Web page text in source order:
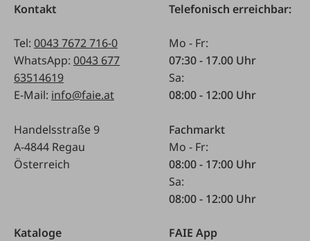
Kontakt
Tel: 0043 7672 716-0
WhatsApp: 0043 677
63514619
E-Mail: info@faie.at
Handelsstraße 9
A-4844 Regau
Österreich
Telefonisch erreichbar:
Mo - Fr:
07:30 - 17.00 Uhr
Sa:
08:00 - 12:00 Uhr
Fachmarkt
Mo - Fr:
08:00 - 17:00 Uhr
Sa:
08:00 - 12:00 Uhr
Kataloge
FAIE App